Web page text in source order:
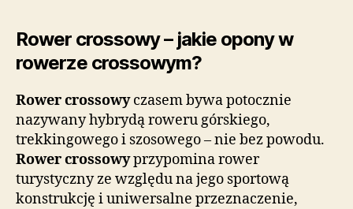
Rower crossowy – jakie opony w
rowerze crossowym?
Rower crossowyczasem bywa potocznie
nazywany hybrydą roweru górskiego,
trekkingowego i szosowego – nie bez powodu.
Rower crossowyprzypomina rower
turystyczny ze względu na jego sportową
konstrukcję i uniwersalne przeznaczenie,